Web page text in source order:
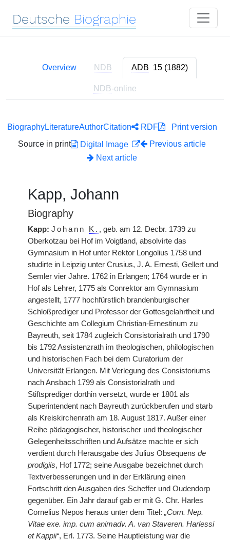
Deutsche Biographie
Overview NDB ADB 15 (1882)
NDB-online
BiographyLiteratureAuthorCitation RDF
Print version
Source in print
Digital Image
Previous article
Next article
Kapp, Johann
Biography
Kapp: Johann K. , geb. am 12. Decbr. 1739 zu
Oberkotzau bei Hof im Voigtland, absolvirte das
Gymnasium in Hof unter Rektor Longolius 1758 und
studirte in Leipzig unter Crusius, J. A. Ernesti, Gellert und
Semler vier Jahre. 1762 in Erlangen; 1764 wurde er in
Hof als Lehrer, 1775 als Conrektor am Gymnasium
angestellt, 1777 hochfürstlich brandenburgischer
Schloßprediger und Professor der Gottesgelahrtheit und
Geschichte am Collegium Christian-Ernestinum zu
Bayreuth, seit 1784 zugleich Consistorialrath und 1790
bis 1792 Assistenzrath im theologischen, philologischen
und historischen Fach bei dem Curatorium der
Universität Erlangen. Mit Verlegung des Consistoriums
nach Ansbach 1799 als Consistorialrath und
Stiftsprediger dorthin versetzt, wurde er 1801 als
Superintendent nach Bayreuth zurückberufen und starb
als Kreiskirchenrath am 18. August 1817. Außer einer
Reihe pädagogischer, historischer und theologischer
Gelegenheitsschriften und Aufsätze machte er sich
verdient durch Herausgabe des Julius Obsequens de
prodigiis, Hof 1772; seine Ausgabe bezeichnet durch
Textverbesserungen und in der Erklärung einen
Fortschritt den Ausgaben des Scheffer und Oudendorp
gegenüber. Ein Jahr darauf gab er mit G. Chr. Harles
Cornelius Nepos heraus unter dem Titel: „Corn. Nep.
Vitae exe. imp. cum animadv. A. van Staveren. Harlessi
et Kappii“, Erl. 1773. Seine Hauptleistung war die